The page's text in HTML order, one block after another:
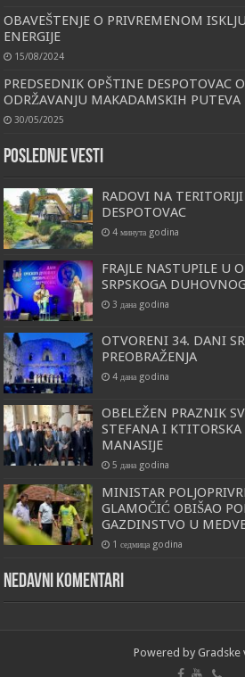
OBAVEŠTENJE O PRIVREMENOM
ENERGIJE
15/08/2024
PREDSEDNIK OPŠTINE DESPOTOVAC
ODRŽAVANJU MAKADAMSKIH PUTEVA
30/05/2025
Poslednje vesti
RADOVI NA
DESPOTOVAC
4 минута godina
FRAJLE NASTUPILE U
SRPSKOGA
3 дана godina
OTVORENI 34. DANI
PREOBRAŽENJA
4 дана godina
OBELEŽEN PRAZNIK
STEFANA I
MANASIJE
5 дана godina
MINISTAR
GLAMOČIĆ OBIŠAO
GAZDINSTVO U
1 седмица godina
Nedavni komentari
Powered by Gradske